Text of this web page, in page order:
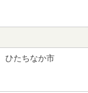
ひたちなか市